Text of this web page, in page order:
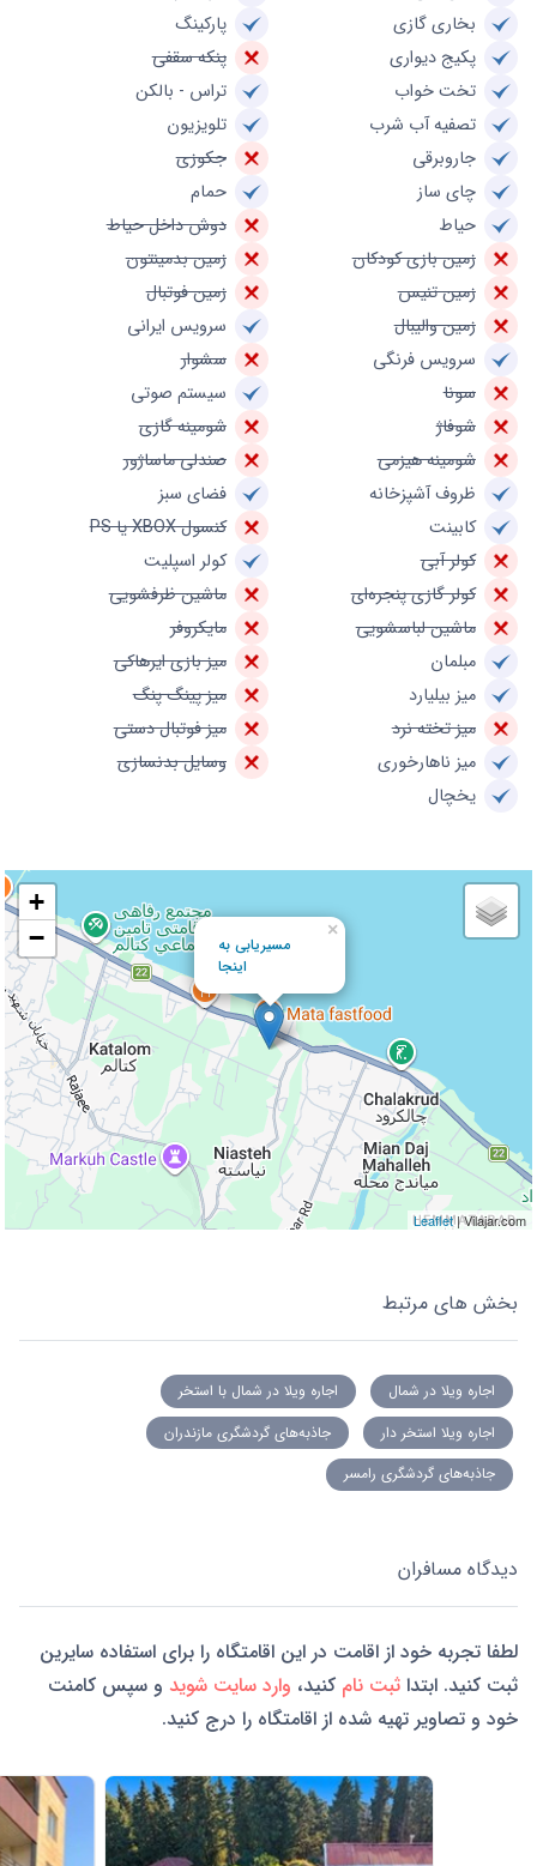
بخاری گازی
پارکینگ
پکیج دیواری
پنکه سقفی
تخت خواب
تراس - بالکن
تصفیه آب شرب
تلویزیون
جاروبرقی
جکوزی
چای ساز
حمام
حیاط
دوش داخل حیاط
زمین بازی کودکان
زمین بدمینتون
زمین تنیس
زمین فوتبال
زمین والیبال
سرویس ایرانی
سرویس فرنگی
سشوار
سونا
سیستم صوتی
شوفاژ
شومینه گازی
شومینه هیزمی
صندلی ماساژور
ظروف آشپزخانه
فضای سبز
کابینت
کنسول XBOX یا PS
کولر آبی
کولر اسپلیت
کولر گازی پنجره‌ای
ماشین ظرفشویی
ماشین لباسشویی
مایکروفر
مبلمان
میز بازی ایرهاکی
میز بیلیارد
میز پینگ پنگ
میز تخته نرد
میز فوتبال دستی
میز ناهارخوری
وسایل بدنسازی
یخچال
مسیریابی به
اینجا
×
+
−
Leaflet| Vilajar.com
بخش های مرتبط
اجاره ویلا در شمال
اجاره ویلا در شمال با استخر
اجاره ویلا استخر دار
جاذبه‌های گردشگری مازندران
جاذبه‌های گردشگری رامسر
دیدگاه مسافران
لطفا تجربه خود از اقامت در این اقامتگاه را برای استفاده سایرین
ثبت کنید. ابتدا ثبت نام کنید، وارد سایت شوید و سپس کامنت
خود و تصاویر تهیه شده از اقامتگاه را درج کنید.